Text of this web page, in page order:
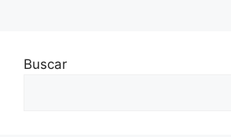
Buscar